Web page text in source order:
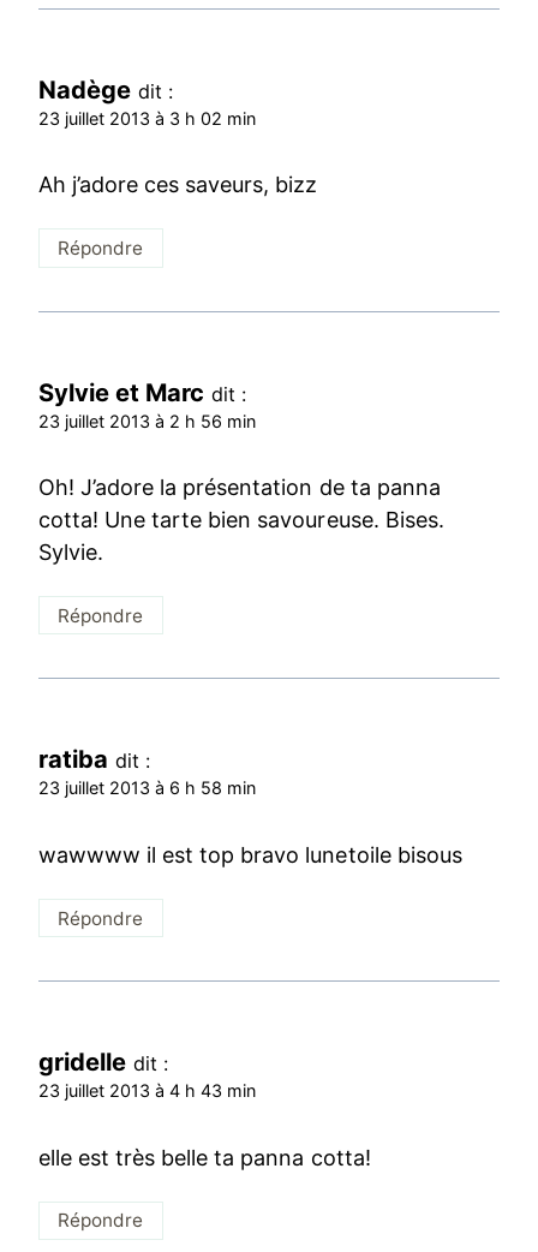
Nadège dit :
23 juillet 2013 à 3 h 02 min
Ah j’adore ces saveurs, bizz
Répondre
Sylvie et Marc dit :
23 juillet 2013 à 2 h 56 min
Oh! J’adore la présentation de ta panna
cotta! Une tarte bien savoureuse. Bises.
Sylvie.
Répondre
ratiba dit :
23 juillet 2013 à 6 h 58 min
wawwww il est top bravo lunetoile bisous
Répondre
gridelle dit :
23 juillet 2013 à 4 h 43 min
elle est très belle ta panna cotta!
Répondre